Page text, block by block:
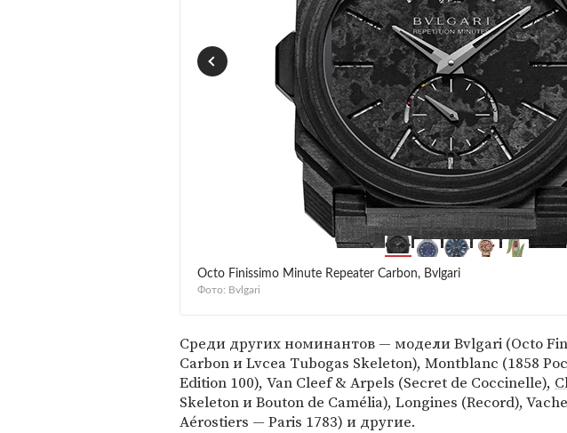
Octo Finissimo Minute Repeater Carbon, Bvlgari
Фото: Bvlgari
Среди других номинантов — модели Bvlgari (Octo
Carbon и Lvcea Tubogas Skeleton), Montblanс (1858
Edition 100), Van Cleef & Arpels (Secret de Coccinelle),
Skeleton и Bouton de Camélia), Longines (Record),
Aérostiers — Paris 1783) и другие.